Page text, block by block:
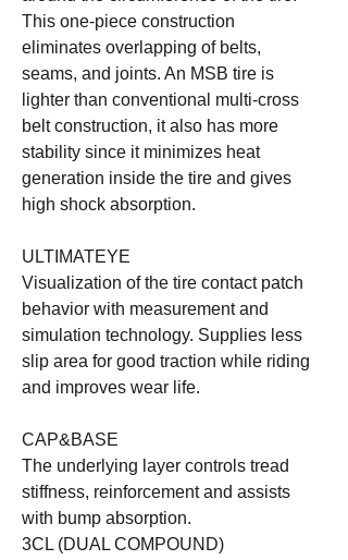
This one-piece construction
eliminates overlapping of belts,
seams, and joints. An MSB tire is
lighter than conventional multi-cross
belt construction, it also has more
stability since it minimizes heat
generation inside the tire and gives
high shock absorption.
ULTIMATEYE
Visualization of the tire contact patch
behavior with measurement and
simulation technology. Supplies less
slip area for good traction while riding
and improves wear life.
CAP&BASE
The underlying layer controls tread
stiffness, reinforcement and assists
with bump absorption.
3CL (DUAL COMPOUND)